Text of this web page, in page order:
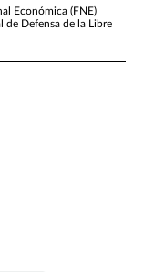
Económica (FNE)
de Defensa de la Libre